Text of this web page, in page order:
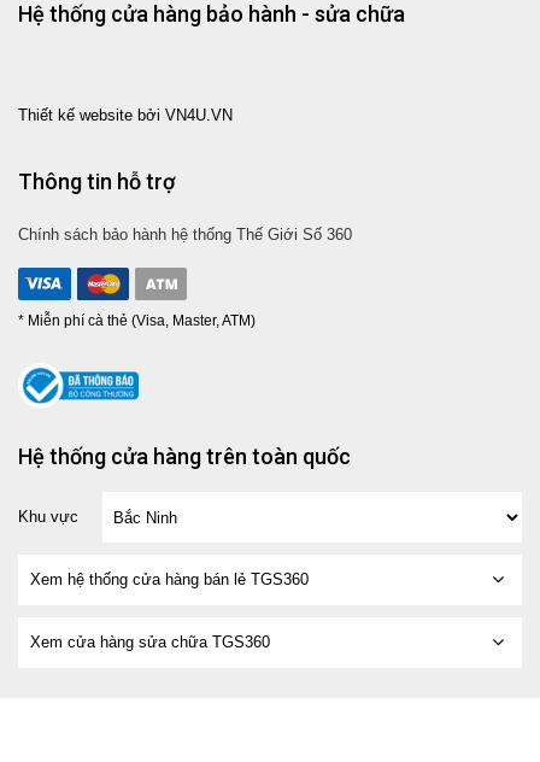
Hệ thống cửa hàng bảo hành - sửa chữa
Thiết kế website bởi VN4U.VN
Thông tin hỗ trợ
Chính sách bảo hành hệ thống Thế Giới Số 360
* Miễn phí cà thẻ (Visa, Master, ATM)
Hệ thống cửa hàng trên toàn quốc
Khu vực
Xem hệ thống cửa hàng bán lẻ TGS360
Xem cửa hàng sửa chữa TGS360